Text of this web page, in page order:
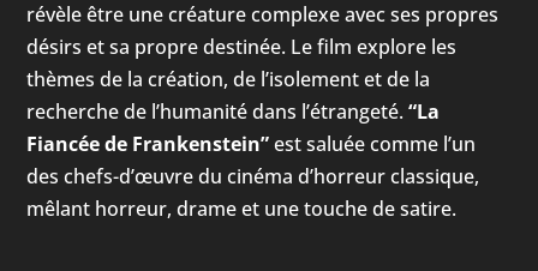
révèle être une créature complexe avec ses propres
désirs et sa propre destinée. Le film explore les
thèmes de la création, de l’isolement et de la
recherche de l’humanité dans l’étrangeté.“La
Fiancée de Frankenstein”est saluée comme l’un
des chefs-d’œuvre du cinéma d’horreur classique,
mêlant horreur, drame et une touche de satire.